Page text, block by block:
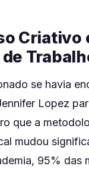
Criativo
se havia
Lopez
que a
mudou
95% das